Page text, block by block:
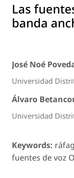
Las
banda
José Noé
Universidad
Álvaro
Universidad
Keywords:
fuentes de voz